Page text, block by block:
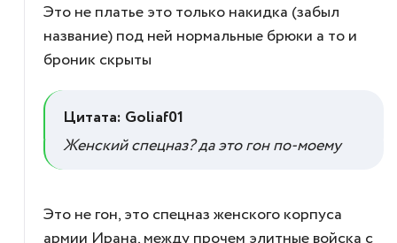
Это не платье это только накидка (забыл
название) под ней нормальные брюки а то и
броник скрыты
Цитата: Goliaf01
Женский спецназ? да это гон по-моему
Это не гон, это спецназ женского корпуса